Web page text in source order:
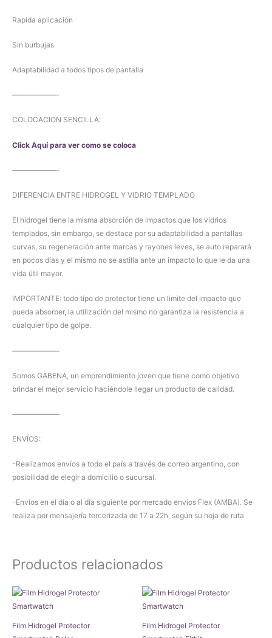
Rapida aplicación
Sin burbujas
Adaptabilidad a todos tipos de pantalla
——————-
COLOCACION SENCILLA:
Click Aquí para ver como se coloca
——————-
DIFERENCIA ENTRE HIDROGEL Y VIDRIO TEMPLADO
El hidrogel tiene la misma absorción de impactos que los vidrios
templados, sin embargo, se destaca por su adaptabilidad a pantallas
curvas, su regeneración ante marcas y rayones leves, se auto reparará
en pocos días y el mismo no se astilla ante un impacto lo que le da una
vida útil mayor.
IMPORTANTE: todo tipo de protector tiene un limite del impacto que
pueda absorber, la utilización del mismo no garantiza la resistencia a
cualquier tipo de golpe.
——————–
Somos GABENA, un emprendimiento joven que tiene como objetivo
brindar el mejor servicio haciéndole llegar un producto de calidad.
——————–
ENVÍOS:
-Realizamos envíos a todo el país a través de correo argentino, con
posibilidad de elegir a domicilio o sucursal.
-Envíos en el día o al día siguiente por mercado envíos Flex (AMBA). Se
realiza por mensajería tercerizada de 17 a 22h, según su hoja de ruta
Productos relacionados
Film Hidrogel Protector
Film Hidrogel Protector